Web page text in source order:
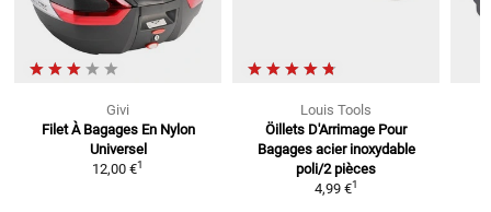
Givi
Filet À Bagages En Nylon
Universel
12,00 €1
Louis Tools
Öillets D'Arrimage Pour
Bagages acier inoxydable
poli/2 pièces
4,99 €1